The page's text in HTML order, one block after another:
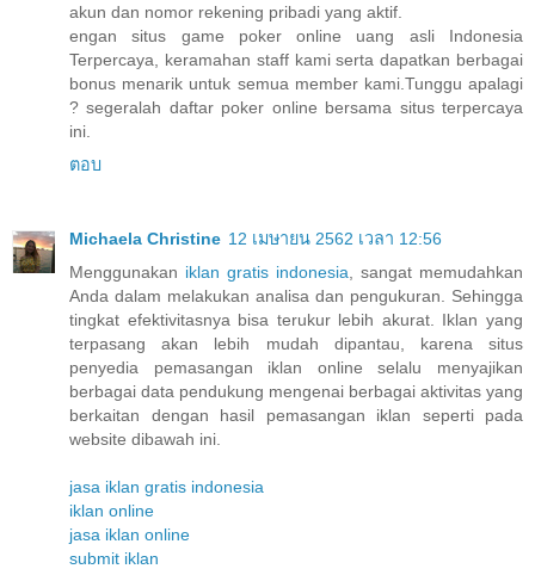
akun dan nomor rekening pribadi yang aktif.
engan situs game poker online uang asli Indonesia
Terpercaya, keramahan staff kami serta dapatkan berbagai
bonus menarik untuk semua member kami.Tunggu apalagi
? segeralah daftar poker online bersama situs terpercaya
ini.
ตอบ
Michaela Christine 12 เมษายน 2562 เวลา 12:56
Menggunakan iklan gratis indonesia , sangat memudahkan
Anda dalam melakukan analisa dan pengukuran. Sehingga
tingkat efektivitasnya bisa terukur lebih akurat. Iklan yang
terpasang akan lebih mudah dipantau, karena situs
penyedia pemasangan iklan online selalu menyajikan
berbagai data pendukung mengenai berbagai aktivitas yang
berkaitan dengan hasil pemasangan iklan seperti pada
website dibawah ini.
jasa iklan gratis indonesia
iklan online
jasa iklan online
submit iklan